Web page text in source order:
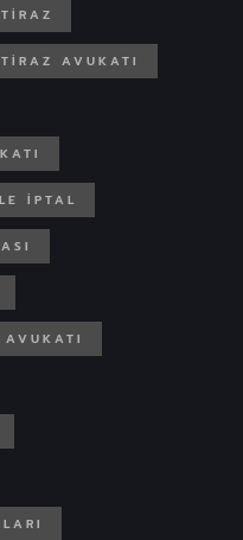
AVUKATI
IPTAL